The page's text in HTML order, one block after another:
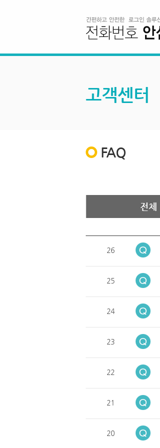
고객센터
FAQ
전체
26
25
24
23
22
21
20